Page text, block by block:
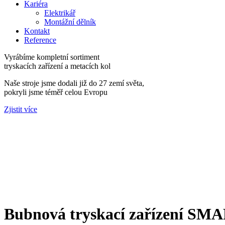
Kariéra
Elektrikář
Montážní dělník
Kontakt
Reference
Vyrábíme kompletní sortiment
tryskacích zařízení a metacích kol
Naše stroje jsme dodali již do 27 zemí světa,
pokryli jsme téměř celou Evropu
Zjistit více
Bubnová tryskací zařízení